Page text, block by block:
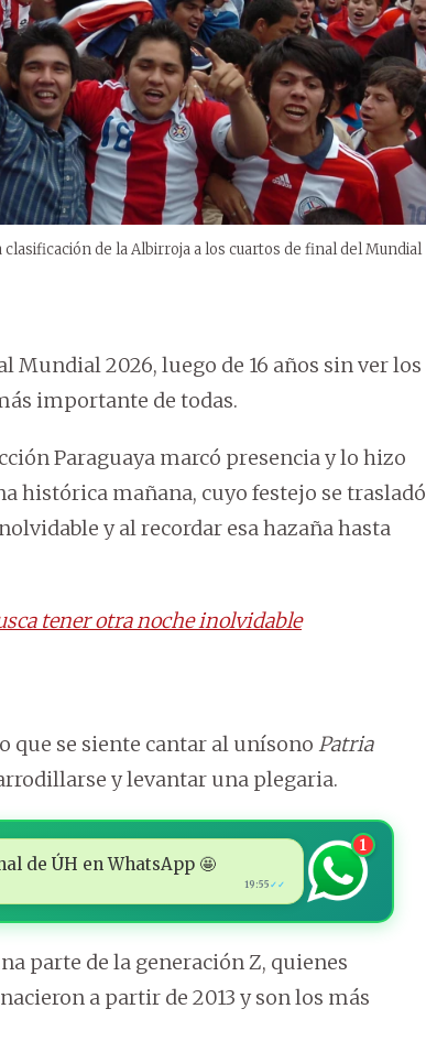
de la Albirroja a los cuartos de final del Mundial
Mundial 2026, luego de 16 años sin ver los
importante de todas.
Paraguaya marcó presencia y lo hizo
histórica mañana, cuyo festejo se trasladó
y al recordar esa hazaña hasta
tener otra noche inolvidable
que se siente cantar al unísono Patria
y levantar una plegaria.
de ÚH en WhatsApp 🤩
19:55 ✓✓
1
parte de la generación Z, quienes
a partir de 2013 y son los más